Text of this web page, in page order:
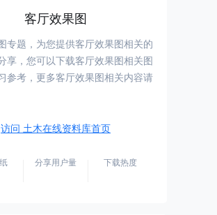
客厅效果图
专题，为您提供客厅效果图相关的
享，您可以下载客厅效果图相关图
参考，更多客厅效果图相关内容请
访问 土木在线资料库首页
分享用户量 下载热度